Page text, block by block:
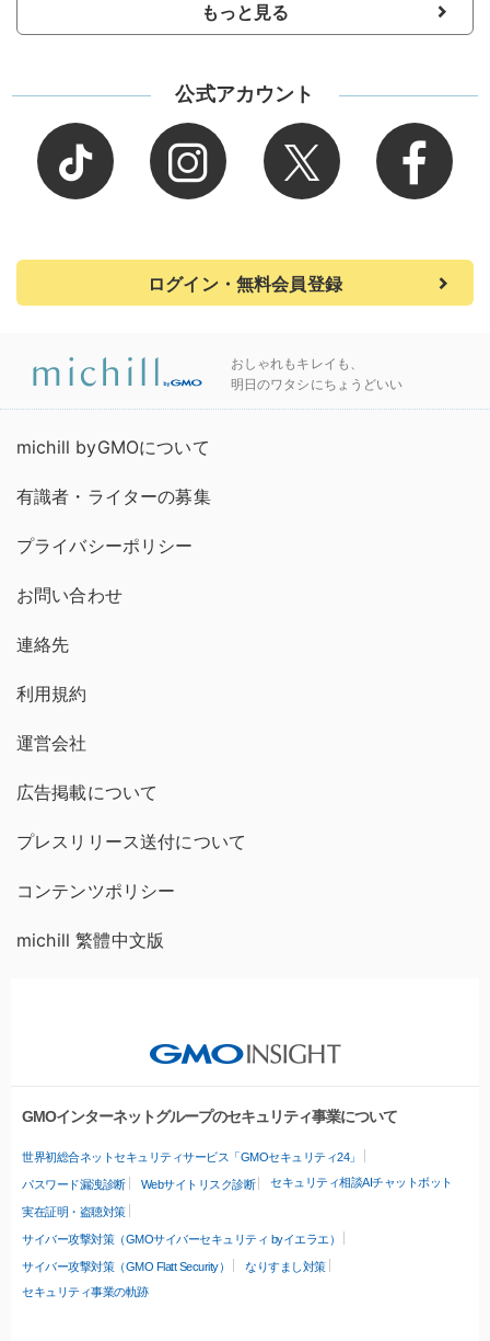
もっと見る
公式アカウント
ログイン・無料会員登録
おしゃれもキレイも、
明日のワタシにちょうどいい
michill byGMOについて
有識者・ライターの募集
プライバシーポリシー
お問い合わせ
連絡先
利用規約
運営会社
広告掲載について
プレスリリース送付について
コンテンツポリシー
michill 繁體中文版
GMOインターネットグループのセキュリティ事業について
世界初総合ネットセキュリティサービス「GMOセキュリティ24」
パスワード漏洩診断 Webサイトリスク診断 セキュリティ相談AIチャットボット
実在証明・盗聴対策
サイバー攻撃対策（GMOサイバーセキュリティ byイエラエ）
サイバー攻撃対策（GMO Flatt Security）
なりすまし対策
セキュリティ事業の軌跡